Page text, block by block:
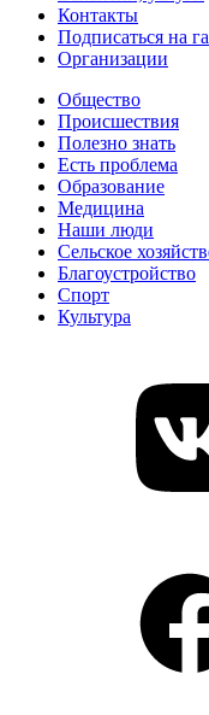
Контакты
Подписаться на
Организации
Общество
Происшествия
Полезно знать
Есть проблема
Образование
Медицина
Наши люди
Сельское
Благоустройство
Спорт
Культура